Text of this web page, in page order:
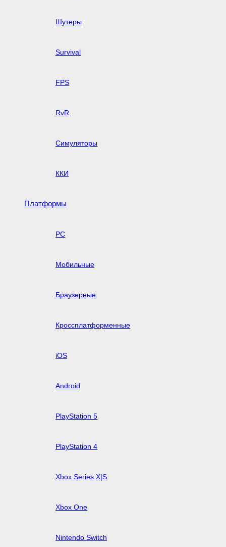
Шутеры
Survival
FPS
RvR
Симуляторы
ККИ
Платформы
PC
Мобильные
Браузерные
Кроссплатформенные
iOS
Android
PlayStation 5
PlayStation 4
Xbox Series X|S
Xbox One
Nintendo Switch